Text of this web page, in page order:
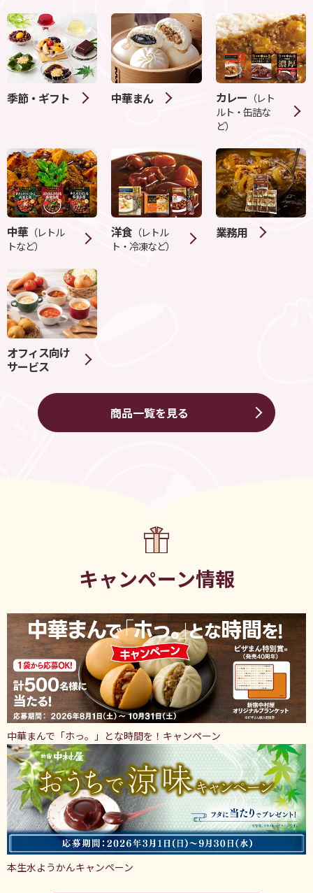
季節・ギフト 中華まん カレー （レト
ルト・缶詰な
ど）
中華（レトル
トなど）
洋食 （レトル
ト・冷凍など）
業務用
オフィス向け
サービス
商品一覧を見る
キャンペーン情報
中華まんで「ホっ。」とな時間を！キャンペーン
本生水ようかんキャンペーン